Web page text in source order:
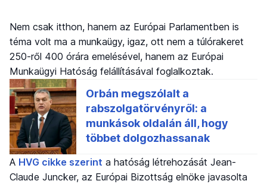
Nem csak itthon, hanem az Európai Parlamentben is
téma volt ma a munkaügy, igaz, ott nem a túlórakeret
250-ről 400 órára emelésével, hanem az Európai
Munkaügyi Hatóság felállításával foglalkoztak.
A HVG cikke szerint a hatóság létrehozását Jean-
Claude Juncker, az Európai Bizottság elnöke javasolta